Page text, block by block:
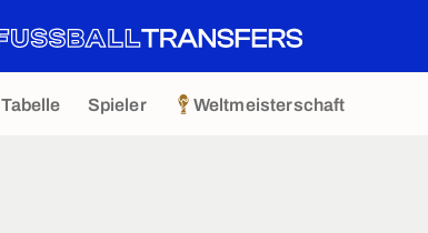
Tabelle Spieler Weltmeisterschaft